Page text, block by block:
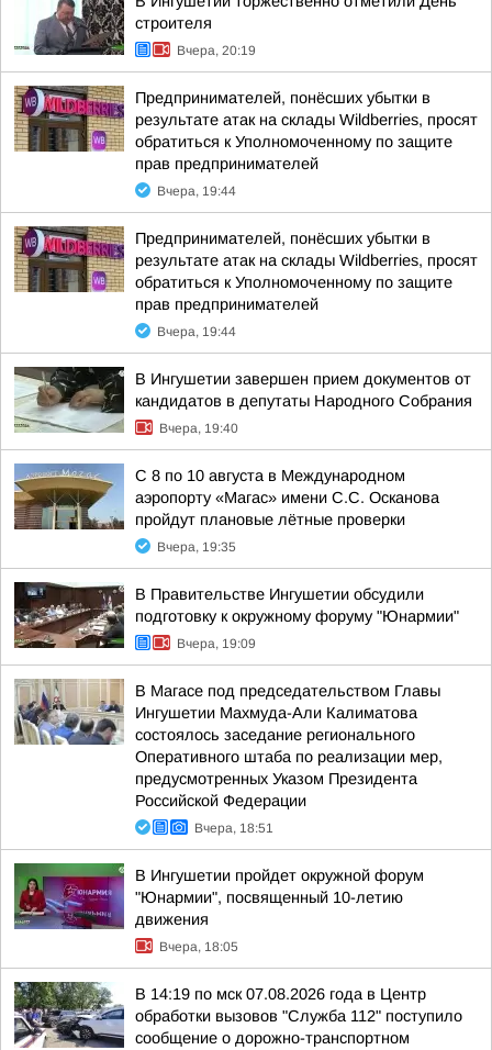
строителя
Вчера, 20:19
Предпринимателей, понёсших убытки в
результате атак на склады Wildberries, просят
обратиться к Уполномоченному по защите
прав предпринимателей
Вчера, 19:44
Предпринимателей, понёсших убытки в
результате атак на склады Wildberries, просят
обратиться к Уполномоченному по защите
прав предпринимателей
Вчера, 19:44
В Ингушетии завершен прием документов от
кандидатов в депутаты Народного Собрания
Вчера, 19:40
С 8 по 10 августа в Международном
аэропорту «Магас» имени С.С. Осканова
пройдут плановые лётные проверки
Вчера, 19:35
В Правительстве Ингушетии обсудили
подготовку к окружному форуму "Юнармии"
Вчера, 19:09
В Магасе под председательством Главы
Ингушетии Махмуда-Али Калиматова
состоялось заседание регионального
Оперативного штаба по реализации мер,
предусмотренных Указом Президента
Российской Федерации
Вчера, 18:51
В Ингушетии пройдет окружной форум
"Юнармии", посвященный 10-летию
движения
Вчера, 18:05
В 14:19 по мск 07.08.2026 года в Центр
обработки вызовов "Служба 112" поступило
сообщение о дорожно-транспортном